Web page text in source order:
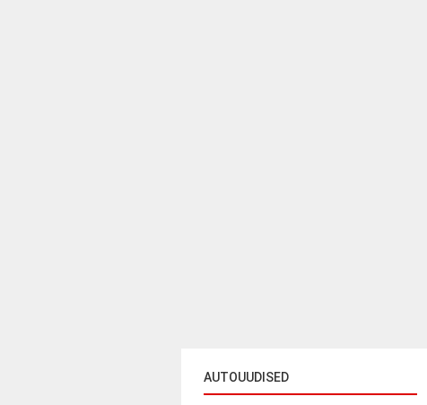
AUTOUUDISED